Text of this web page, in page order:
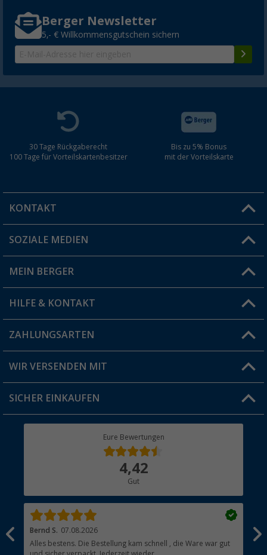
Berger Newsletter
5,- € Willkommensgutschein sichern
30 Tage Rückgaberecht
100 Tage für Vorteilskartenbesitzer
Bis zu 5% Bonus
mit der Vorteilskarte
KONTAKT
Du hast eine Frage?
Filiale finden
SOZIALE MEDIEN
MEIN BERGER
Vorteilskarte
Blog
Jobs & Karriere
HILFE & KONTAKT
FAQ & Kontakt
Versandinformationen
Rücksendung
ZAHLUNGSARTEN
WIR VERSENDEN MIT
SICHER EINKAUFEN
Eure Bewertungen
4,42
Gut
Bernd S. 07.08.2026
Alles bestens. Die Bestellung kam schnell , die Ware war gut